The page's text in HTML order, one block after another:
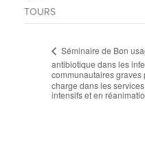
TOURS
Séminaire de Bon
antibiotique dans les
communautaires graves
charge dans les
intensifs et en